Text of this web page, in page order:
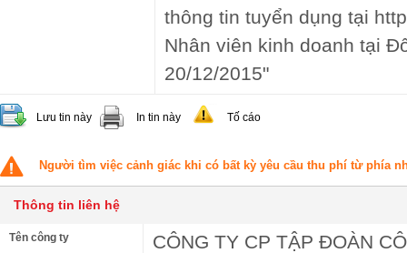
thông tin tuyển dụng tại
Nhân viên kinh doanh tại
20/12/2015"
Lưu tin này In tin này Tố cáo
Người tìm việc cảnh giác khi có bất kỳ yêu cầu thu phí từ phía
Thông tin liên hệ
Tên công ty CÔNG TY CP TẬP ĐOÀN